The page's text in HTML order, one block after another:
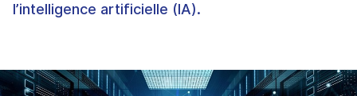
l’intelligence artificielle (IA).